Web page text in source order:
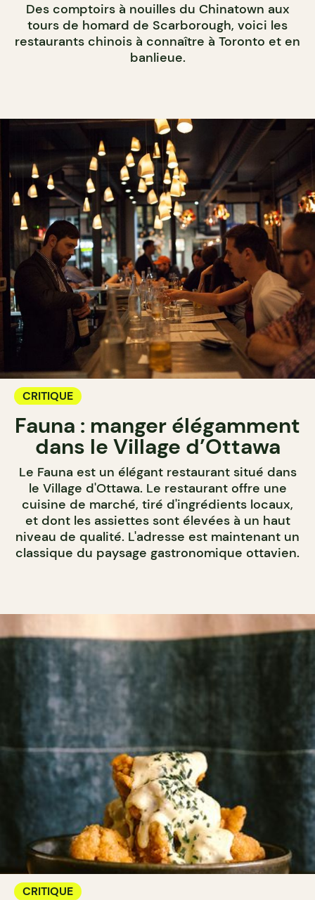
Des comptoirs à nouilles du Chinatown aux
tours de homard de Scarborough, voici les
restaurants chinois à connaître à Toronto et en
banlieue.
CRITIQUE
Fauna : manger élégamment
dans le Village d’Ottawa
Le Fauna est un élégant restaurant situé dans
le Village d'Ottawa. Le restaurant offre une
cuisine de marché, tiré d'ingrédients locaux,
et dont les assiettes sont élevées à un haut
niveau de qualité. L'adresse est maintenant un
classique du paysage gastronomique ottavien.
CRITIQUE